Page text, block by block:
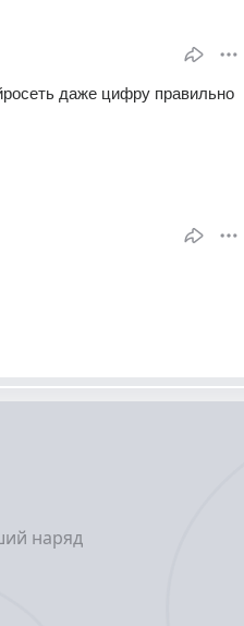
даже цифру правильно